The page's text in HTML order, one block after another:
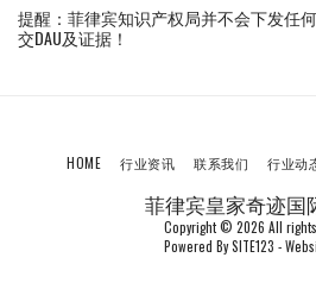
提醒：菲律宾知识产权局并不会下发任
交DAU及证据！
菲律宾皇家奇迹国
Copyright © 2026 All
Powered BySITE123 -
HOME 行业资讯 联系我们 行业动